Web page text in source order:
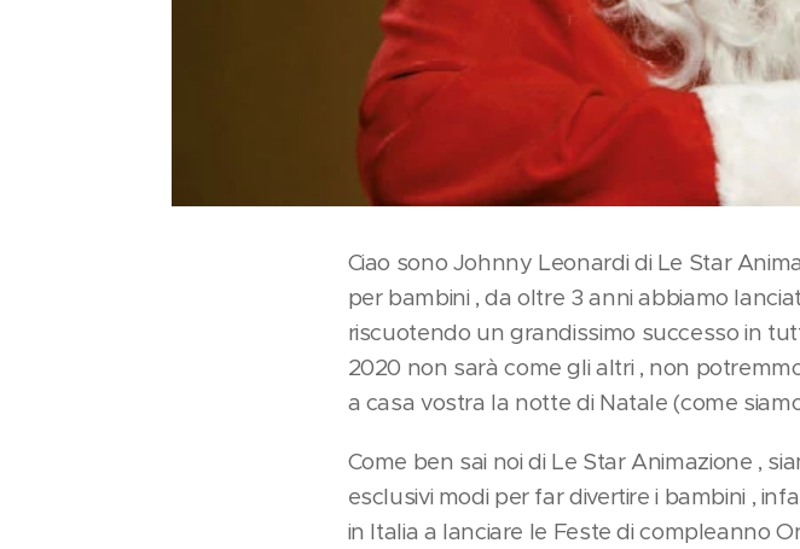
Ciao sono Johnny Leonardi di Le Star
per bambini , da oltre 3 anni abbiamo
riscuotendo un grandissimo successo in
2020 non sarà come gli altri , non
a casa vostra la notte di Natale (come
Come ben sai noi di Le Star Animazione ,
esclusivi modi per far divertire i bambini ,
in Italia a lanciare le Feste di compleanno